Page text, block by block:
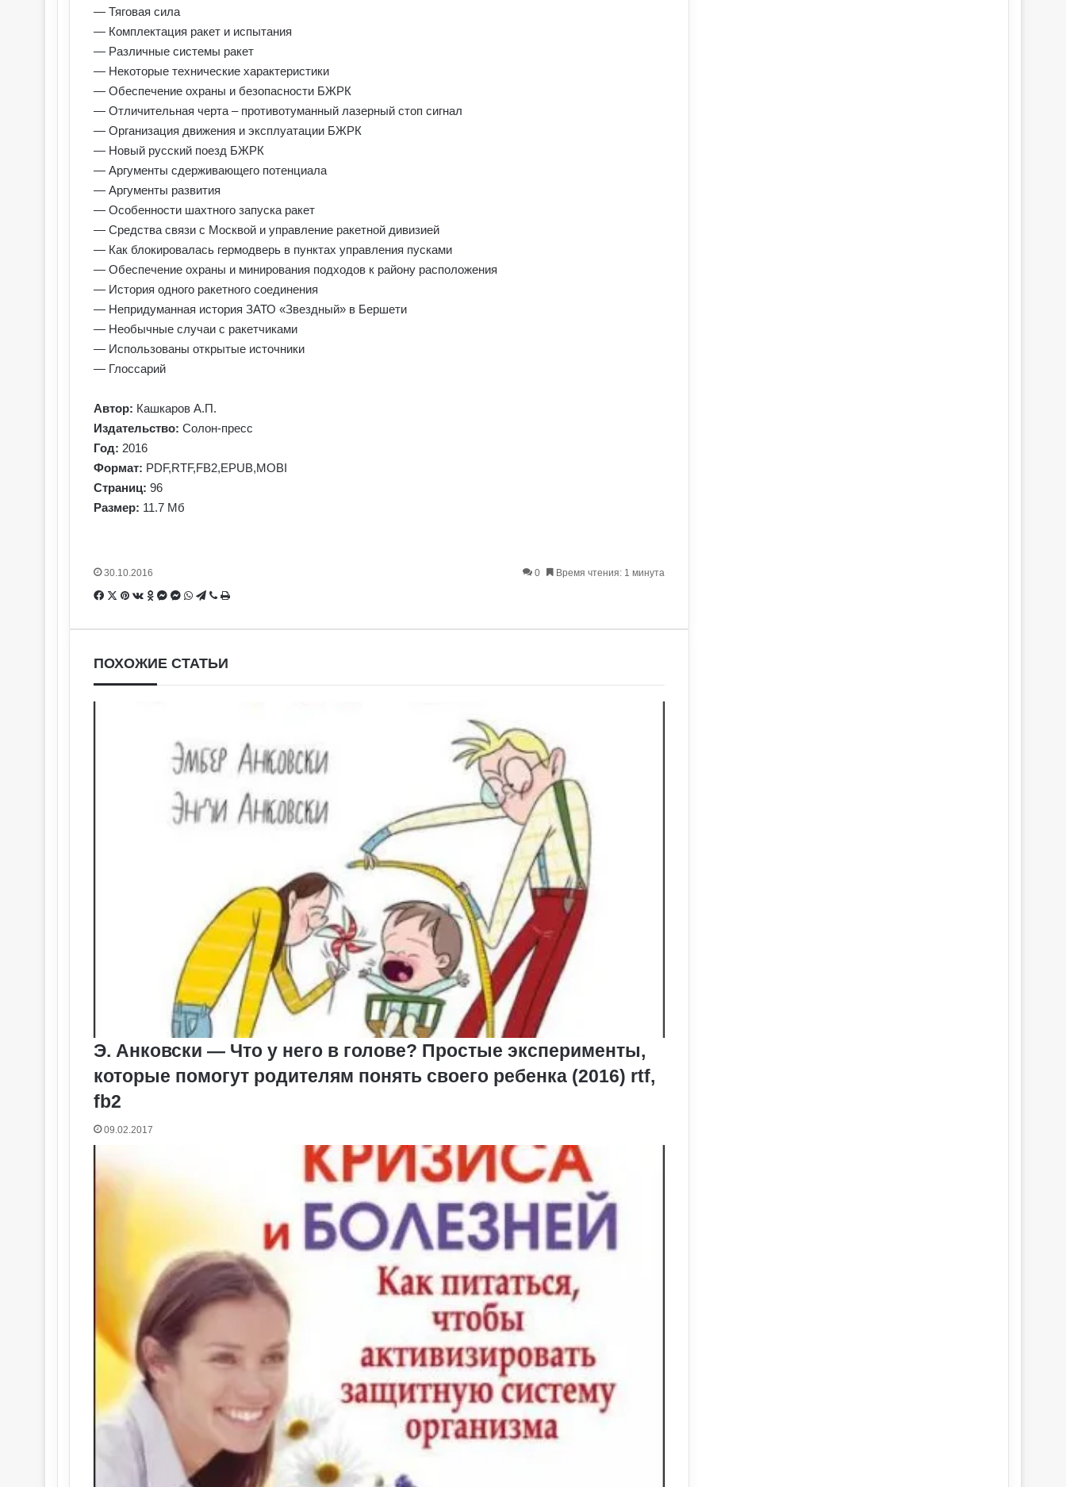
— Тяговая сила
— Комплектация ракет и испытания
— Различные системы ракет
— Некоторые технические характеристики
— Обеспечение охраны и безопасности БЖРК
— Отличительная черта – противотуманный лазерный стоп сигнал
— Организация движения и эксплуатации БЖРК
— Новый русский поезд БЖРК
— Аргументы сдерживающего потенциала
— Аргументы развития
— Особенности шахтного запуска ракет
— Средства связи с Москвой и управление ракетной дивизией
— Как блокировалась гермодверь в пунктах управления пусками
— Обеспечение охраны и минирования подходов к району расположения
— История одного ракетного соединения
— Непридуманная история ЗАТО «Звездный» в Бершети
— Необычные случаи с ракетчиками
— Использованы открытые источники
— Глоссарий
Автор: Кашкаров А.П.
Издательство: Солон-пресс
Год: 2016
Формат: PDF,RTF,FB2,EPUB,MOBI
Страниц: 96
Размер: 11.7 Мб
30.10.2016 0 Время чтения: 1 минута
Facebook
X Pinterest
Вконтакте
Одноклассники
Messenger
Messenger
WhatsApp
Telegram
ViberПечатать
ПОХОЖИЕ СТАТЬИ
Э. Анковски — Что у него в голове? Простые эксперименты,
которые помогут родителям понять своего ребенка (2016) rtf,
fb2
09.02.2017